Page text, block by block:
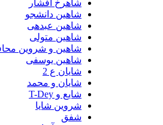
شاهرخ افشار
شاهین دانشجو
شاهین عبدهی
شاهین متولی
شاهین و شروین محافظت کار
شاهین یوسفی
شایان ع 2
شایان و محمد
شایع و T-Dey
شروین شایا